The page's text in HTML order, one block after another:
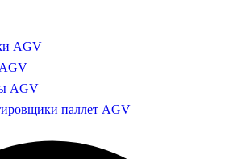
AGV
AGV
паллет AGV